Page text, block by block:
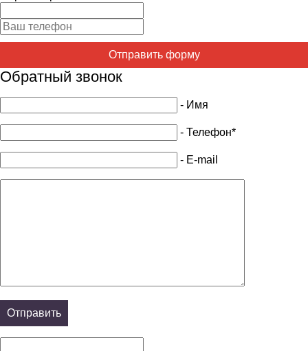
Отправить форму
Обратный звонок
- Имя
- Телефон*
- E-mail